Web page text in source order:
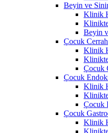
Beyin ve
Klinik
Beyin
Çocuk
Klinik
Çocuk
Çocuk
Klinik
Çocuk
Çocuk
Klinik